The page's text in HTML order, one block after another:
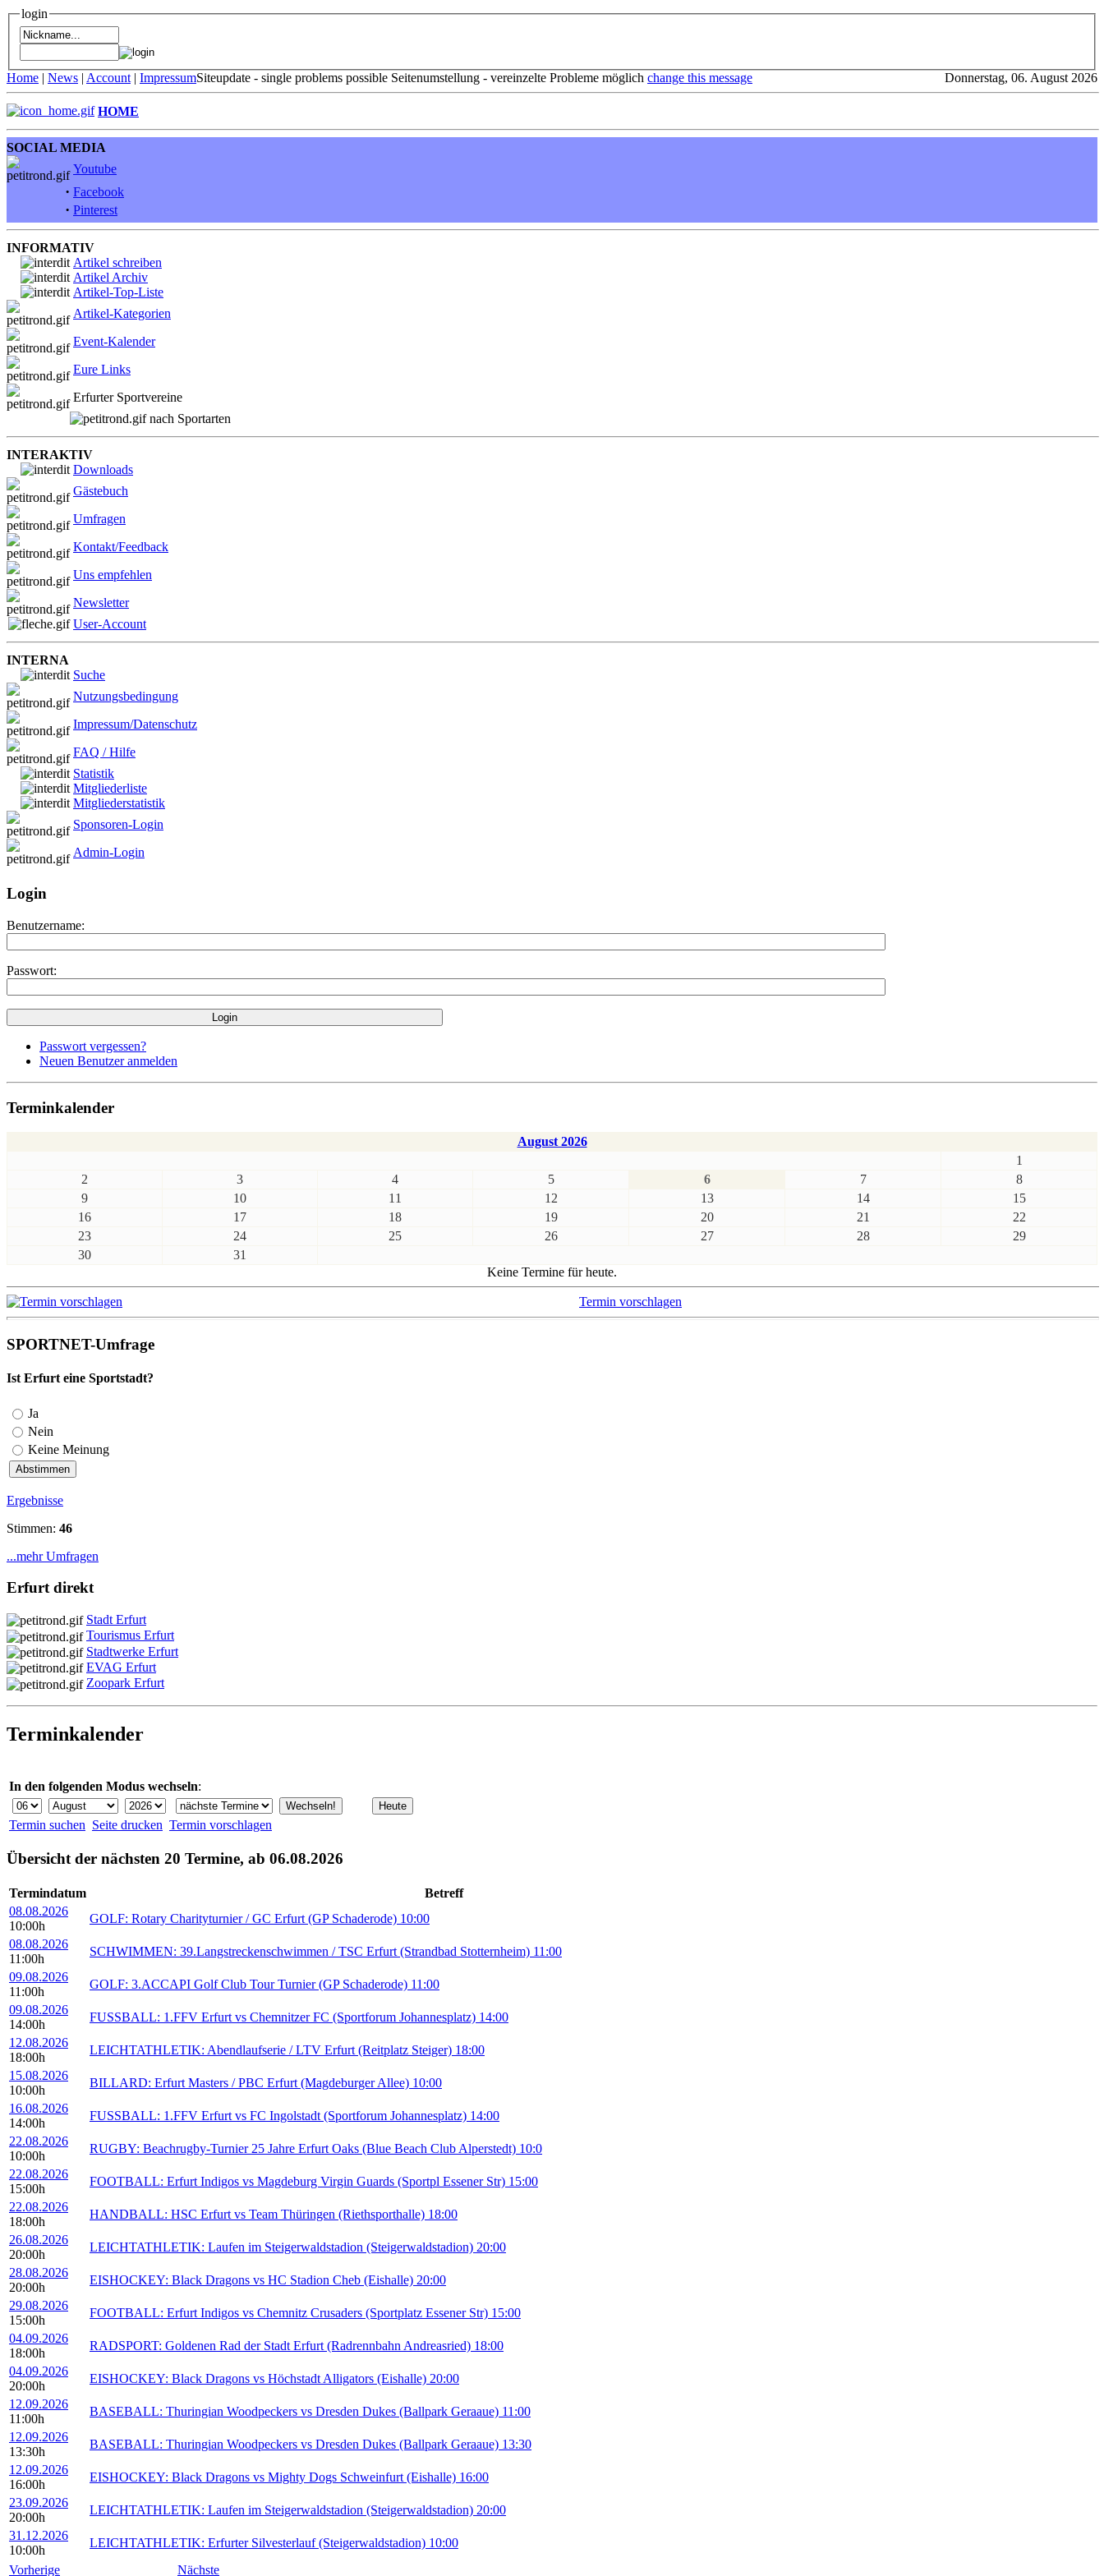
login
Home | News | Account | Impressum Donnerstag, 06. August 2026
Siteupdate - single problems possible Seitenumstellung - vereinzelte Probleme möglich change this message
HOME
SOCIAL MEDIA
Youtube
· Facebook
· Pinterest
INFORMATIV
Artikel schreiben
Artikel Archiv
Artikel-Top-Liste
Artikel-Kategorien
Event-Kalender
Eure Links
Erfurter Sportvereine
nach Sportarten
INTERAKTIV
Downloads
Gästebuch
Umfragen
Kontakt/Feedback
Uns empfehlen
Newsletter
User-Account
INTERNA
Suche
Nutzungsbedingung
Impressum/Datenschutz
FAQ / Hilfe
Statistik
Mitgliederliste
Mitgliederstatistik
Sponsoren-Login
Admin-Login
Login
Benutzername:
Passwort:
Passwort vergessen?
Neuen Benutzer anmelden
Terminkalender
August 2026
1
2
3 4 5 6 7
8
9
10 11 12 13 14
15
16
17 18 19 20 21
22
23
24 25 26 27 28
29
30
31
Keine Termine für heute.
Termin vorschlagen
SPORTNET-Umfrage
Ist Erfurt eine Sportstadt?
Ja
Nein
Keine Meinung
Ergebnisse
Stimmen: 46
...mehr Umfragen
Erfurt direkt
Stadt Erfurt
Tourismus Erfurt
Stadtwerke Erfurt
EVAG Erfurt
Zoopark Erfurt
Terminkalender
In den folgenden Modus wechseln:
Termin suchen Seite drucken Termin vorschlagen
Übersicht der nächsten 20 Termine, ab 06.08.2026
Termindatum
Betreff
08.08.2026
10:00h
GOLF: Rotary Charityturnier / GC Erfurt (GP Schaderode) 10:00
08.08.2026
11:00h
SCHWIMMEN: 39.Langstreckenschwimmen / TSC Erfurt (Strandbad Stotternheim) 11:00
09.08.2026
11:00h
GOLF: 3.ACCAPI Golf Club Tour Turnier (GP Schaderode) 11:00
09.08.2026
14:00h
FUSSBALL: 1.FFV Erfurt vs Chemnitzer FC (Sportforum Johannesplatz) 14:00
12.08.2026
18:00h
LEICHTATHLETIK: Abendlaufserie / LTV Erfurt (Reitplatz Steiger) 18:00
15.08.2026
10:00h
BILLARD: Erfurt Masters / PBC Erfurt (Magdeburger Allee) 10:00
16.08.2026
14:00h
FUSSBALL: 1.FFV Erfurt vs FC Ingolstadt (Sportforum Johannesplatz) 14:00
22.08.2026
10:00h
RUGBY: Beachrugby-Turnier 25 Jahre Erfurt Oaks (Blue Beach Club Alperstedt) 10:0
22.08.2026
15:00h
FOOTBALL: Erfurt Indigos vs Magdeburg Virgin Guards (Sportpl Essener Str) 15:00
22.08.2026
18:00h
HANDBALL: HSC Erfurt vs Team Thüringen (Riethsporthalle) 18:00
26.08.2026
20:00h
LEICHTATHLETIK: Laufen im Steigerwaldstadion (Steigerwaldstadion) 20:00
28.08.2026
20:00h
EISHOCKEY: Black Dragons vs HC Stadion Cheb (Eishalle) 20:00
29.08.2026
15:00h
FOOTBALL: Erfurt Indigos vs Chemnitz Crusaders (Sportplatz Essener Str) 15:00
04.09.2026
18:00h
RADSPORT: Goldenen Rad der Stadt Erfurt (Radrennbahn Andreasried) 18:00
04.09.2026
20:00h
EISHOCKEY: Black Dragons vs Höchstadt Alligators (Eishalle) 20:00
12.09.2026
11:00h
BASEBALL: Thuringian Woodpeckers vs Dresden Dukes (Ballpark Geraaue) 11:00
12.09.2026
13:30h
BASEBALL: Thuringian Woodpeckers vs Dresden Dukes (Ballpark Geraaue) 13:30
12.09.2026
16:00h
EISHOCKEY: Black Dragons vs Mighty Dogs Schweinfurt (Eishalle) 16:00
23.09.2026
20:00h
LEICHTATHLETIK: Laufen im Steigerwaldstadion (Steigerwaldstadion) 20:00
31.12.2026
10:00h
LEICHTATHLETIK: Erfurter Silvesterlauf (Steigerwaldstadion) 10:00
Vorherige
Nächste